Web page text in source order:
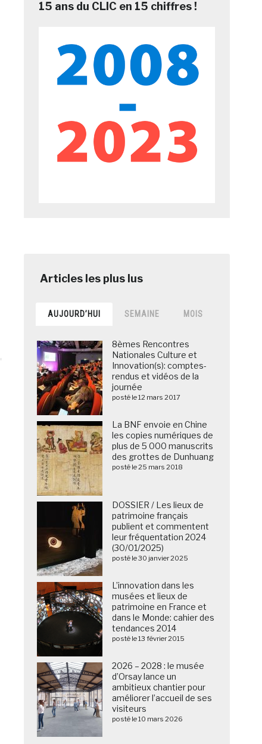
15 ans du CLIC en 15 chiffres !
AUJOURD’HUI SEMAINE MOIS
8èmes Rencontres
Nationales Culture et
Innovation(s): comptes-
rendus et vidéos de la
journée
posté le 12 mars 2017
La BNF envoie en Chine
les copies numériques de
plus de 5 000 manuscrits
des grottes de Dunhuang
posté le 25 mars 2018
DOSSIER / Les lieux de
patrimoine français
publient et commentent
leur fréquentation 2024
(30/01/2025)
posté le 30 janvier 2025
L’innovation dans les
musées et lieux de
patrimoine en France et
dans le Monde: cahier des
tendances 2014
posté le 13 février 2015
2026 – 2028 : le musée
d’Orsay lance un
ambitieux chantier pour
améliorer l’accueil de ses
visiteurs
posté le 10 mars 2026